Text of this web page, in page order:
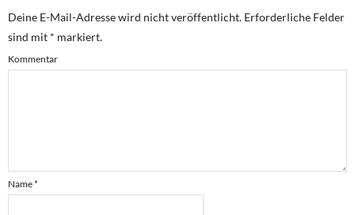
Deine E-Mail-Adresse wird nicht veröffentlicht. Erforderliche Felder
sind mit * markiert.
Kommentar
Name*